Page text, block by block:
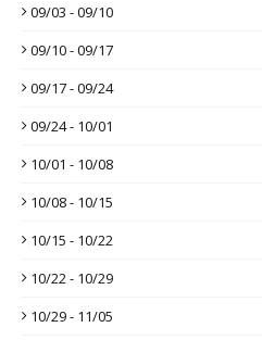
09/03 - 09/10
09/10 - 09/17
09/17 - 09/24
09/24 - 10/01
10/01 - 10/08
10/08 - 10/15
10/15 - 10/22
10/22 - 10/29
10/29 - 11/05